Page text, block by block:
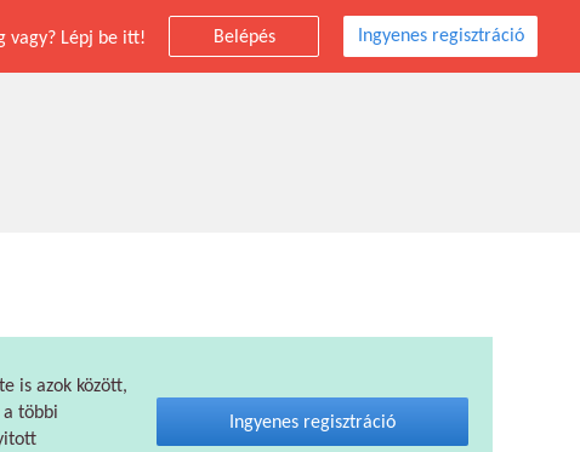
vagy? Lépj be itt! Belépés Ingyenes regisztráció
is azok között,
a többi
Ingyenes regisztráció